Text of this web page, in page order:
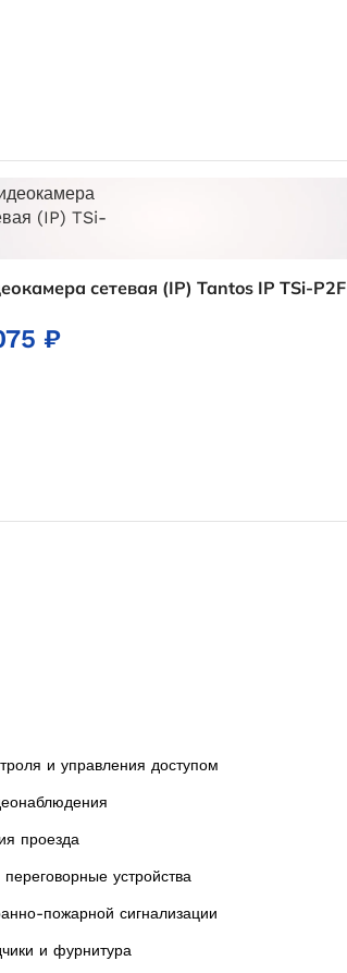
сетевая (IP) Tantos IP TSi-P2F
₽
и управления доступом
проезда
устройства
пожарной сигнализации
и фурнитура